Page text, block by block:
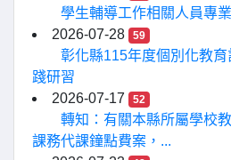
學生輔導工作相關人員專業
2026-07-28
59
彰化縣115年度個別化教
踐研習
2026-07-17
52
轉知：有關本縣所屬學校
課務代課鐘點費案，...